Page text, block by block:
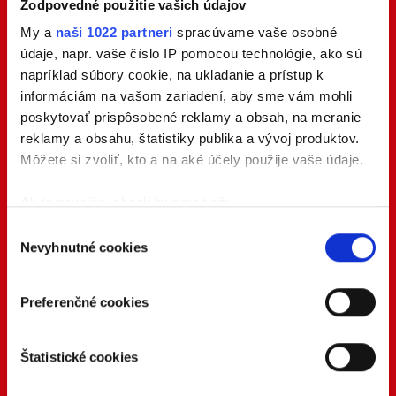
Zodpovedné použitie vašich údajov
My a naši 1022 partneri spracúvame vaše osobné
údaje, napr. vaše číslo IP pomocou technológie, ako sú
napríklad súbory cookie, na ukladanie a prístup k
informáciám na vašom zariadení, aby sme vám mohli
poskytovať prispôsobené reklamy a obsah, na meranie
reklamy a obsahu, štatistiky publika a vývoj produktov.
Môžete si zvoliť, kto a na aké účely použije vaše údaje.
polohe s presnosťou na niekoľko metrov
skenovaním konkrétnych charakteristík (odtlačky
prstov).
údaje, nájdete v časti s
. Súhlas
súhlasu
Nevyhnutné cookies
Preferenčné cookies
Štatistické cookies